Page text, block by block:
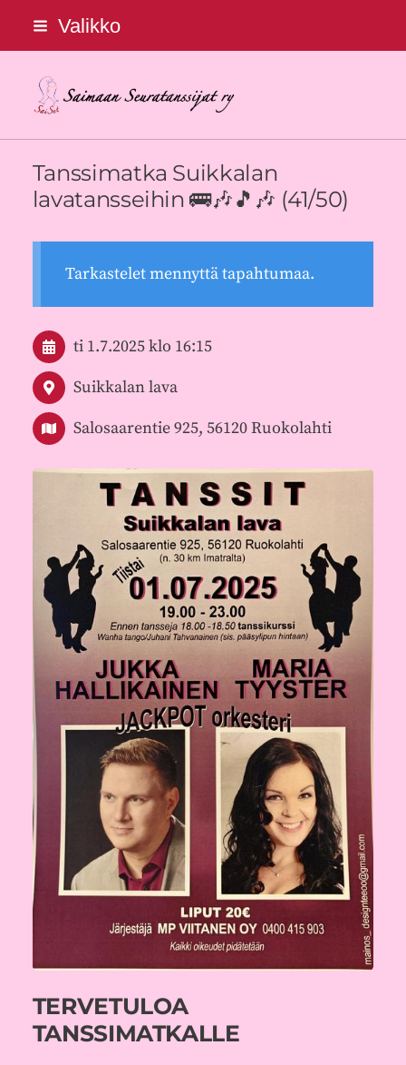
Siirry
sivun
sisältöön
Valikko
Saimaan Seuratanssijat ry
Tanssimatka Suikkalan
lavatansseihin 🚌🎶🎵🎶 (41/50)
Tarkastelet mennyttä tapahtumaa.
ti 1.7.2025klo 16:15
Suikkalan lava
Salosaarentie 925, 56120 Ruokolahti
TERVETULOA
TANSSIMATKALLE